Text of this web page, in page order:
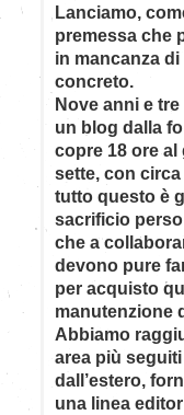
Lanciamo,
premessa che
in mancanza
concreto.
Nove anni e
un blog dalla
copre 18 ore
sette, con
tutto questo è
sacrificio
che a
devono pure
per acquisto
manutenzione
Abbiamo
area più
dall’estero,
una linea